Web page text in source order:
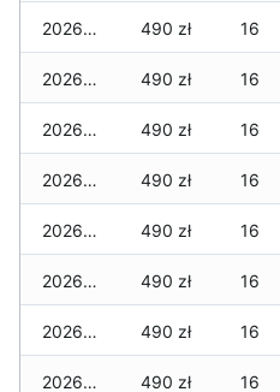
2026-02-21 490 zł 16
2026-02-20 490 zł 16
2026-02-19 490 zł 16
2026-02-18 490 zł 16
2026-02-17 490 zł 16
2026-02-16 490 zł 16
2026-02-15 490 zł 16
2026-02-14 490 zł 16